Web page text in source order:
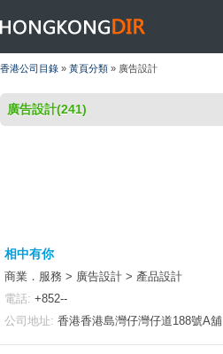
HONGKONGDIR
香港公司目錄 » 黃頁分類 » 廣告設計
廣告設計(241)
相中有你
商業．服務 > 廣告設計 > 產品設計
電話: +852--
公司地址: 香港香港島灣仔灣仔道188號A舖